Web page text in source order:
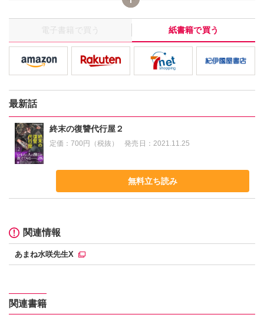
が…？ 世界が終わりを迎えるなか、孤独な暗殺者と 愛した者の命
を奪う少女の宿命の旅路はさら に混沌さを増していく――…！
電子書籍で買う
紙書籍で買う
最新話
終末の復讐代行屋２
定価：700円（税抜） 発売日： 2021.11.25
無料立ち読み
関連情報
あまね水咲先生X
関連書籍